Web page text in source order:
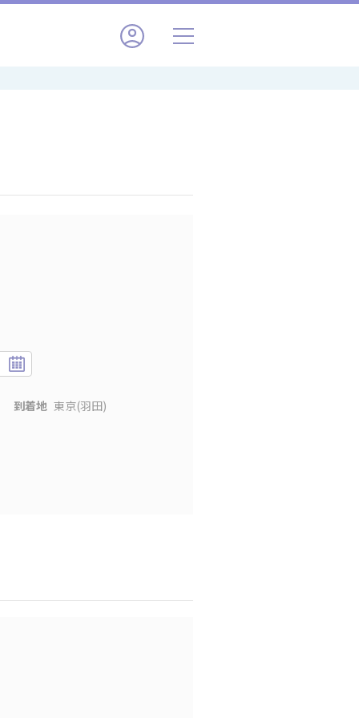
到着地 東京(羽田)